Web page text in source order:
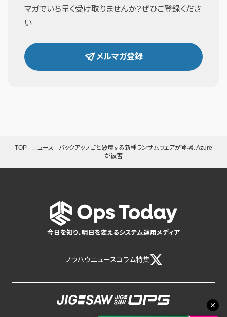
マガでいち早く受け取りませんか？ぜひご登録くださ
い
メルマガ登録
TOP - ニュース - バックアップごと破壊する新種ランサムウェアが登場、Azure
が被害
今日を知り、明日を変えるシステム運用メディア
ノウハウニュースコラム特集